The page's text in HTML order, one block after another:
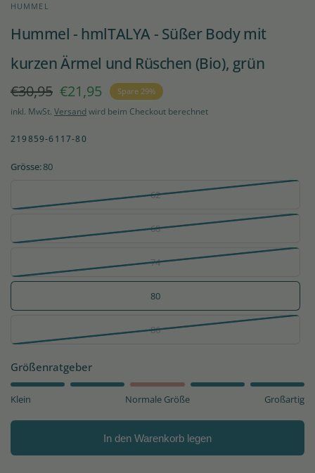
HUMMEL
Hummel - hmlTALYA - Süßer Body mit
kurzen Ärmel und Rüschen (Bio), grün
€30,95 €21,95 Spare 29%
inkl. MwSt. Versand wird beim Checkout berechnet
219859-6117-80
Grösse:80
62
68
74
80
86
Größenratgeber
Klein Normale Größe Großartig
In den Warenkorb legen